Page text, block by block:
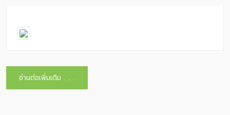
อ่านต่อเพิ่มเติม . . .